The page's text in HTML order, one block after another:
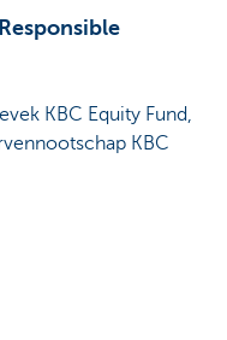
KBC Equity Fund,
KBC